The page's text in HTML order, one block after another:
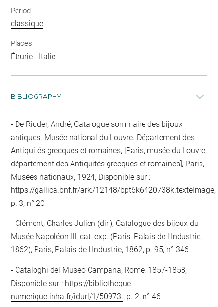
Period
classique
Places
Étrurie - Italie
BIBLIOGRAPHY
De Ridder, André, Catalogue sommaire des bijoux
antiques. Musée national du Louvre. Département des
Antiquités grecques et romaines, [Paris, musée du Louvre,
département des Antiquités grecques et romaines], Paris,
Musées nationaux, 1924, Disponible sur :
https://gallica.bnf.fr/ark:/12148/bpt6k6420738k.texteImage,
p. 3, n° 20
Clément, Charles Julien (dir.), Catalogue des bijoux du
Musée Napoléon III, cat. exp. (Paris, Palais de l'Industrie,
1862), Paris, Palais de l'Industrie, 1862, p. 95, n° 346
Cataloghi del Museo Campana, Rome, 1857-1858,
Disponible sur : https://bibliotheque-
numerique.inha.fr/idurl/1/50973 , p. 2, n° 46